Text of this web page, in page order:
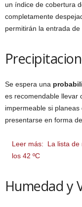
un índice de cobertura
completamente
permitirán la entrada de
Se espera una
es recomendable llevar
impermeable si
presentarse en forma
Leer más:
La lista de
los 42 ºC
Humedad y